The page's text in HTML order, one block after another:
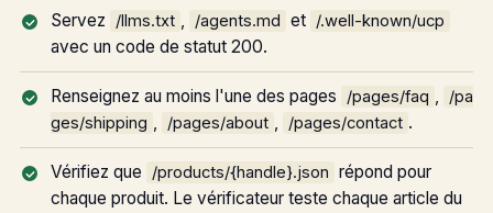
Servez /llms.txt , /agents.md et /.well-known/ucp
avec un code de statut 200.
Renseignez au moins l'une des pages /pages/faq ,
/pa
ges/shipping , /pages/about , /pages/contact .
Vérifiez que /products/{handle}.json répond pour
chaque produit. Le vérificateur teste chaque article du